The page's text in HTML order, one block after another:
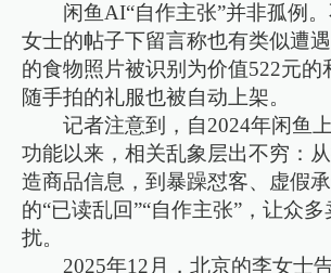
闲鱼AI“自作主张”并非孤例
女士的帖子下留言称也有类似遭
的食物照片被识别为价值522元的
随手拍的礼服也被自动上架。
记者注意到，自2024年闲鱼
功能以来，相关乱象层出不穷：
造商品信息，到暴躁怼客、虚假
的“已读乱回”“自作主张”，让众
扰。
2025年12月，北京的李女士